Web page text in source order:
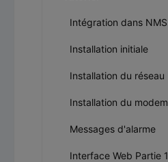
Intégration dans NMS
Installation initiale
Installation du réseau
Installation du modem
Messages d'alarme
Interface Web Partie 1